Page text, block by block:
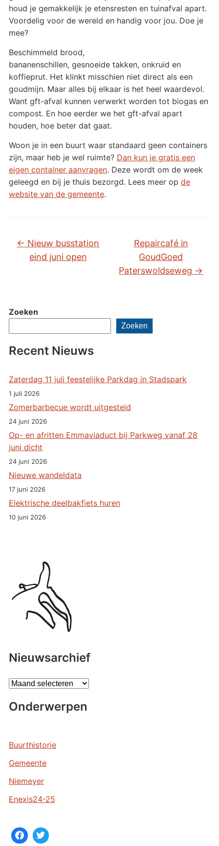
Zoeken
Zoeken
Recent Nieuws
Zaterdag 11 juli feestelijke Parkdag in Stadspark
1 juli 2026
Zomerbarbecue wordt uitgesteld
24 juni 2026
Op- en afritten Emmaviaduct bij Parkweg vanaf 28
juni dicht
24 juni 2026
Nieuwe wandeldata
17 juni 2026
Elektrische deelbakfiets huren
10 juni 2026
Nieuwsarchief
A
c
e
e
n
Onderwerpen
Buurthistorie
Gemeente
Niemeyer
Enexis24-25
houd je gemakkelijk je etensresten en tuinafval apart.
Voordelig voor de wereld en handig voor jou. Doe je
mee?
Beschimmeld brood,
bananenschillen, gesnoeide takken, onkruid en
koffieprut. Het klinkt misschien niet direct als een
goudmijn. Maar alles bij elkaar is het heel waardevol.
Want gft-afval kunnen verwerkt worden tot biogas en
compost. En hoe eerder we het gft-afval apart
houden, hoe beter dat gaat.
Woon je in een buurt waar standaard geen containers
zijn, maar heb je wel ruimte? Dan kun je gratis een
eigen container aanvragen. Deze wordt om de week
geleegd en bij je thuis bezorgd. Lees meer op de
website van de gemeente.
← Nieuw busstation
eind juni open
Repaircafé in
GoudGoed
Paterswoldseweg →